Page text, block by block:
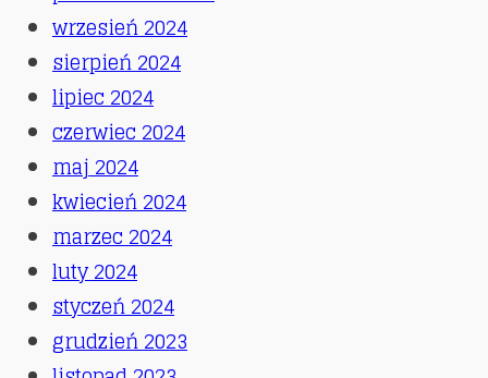
wrzesień 2024
sierpień 2024
lipiec 2024
czerwiec 2024
maj 2024
kwiecień 2024
marzec 2024
luty 2024
styczeń 2024
grudzień 2023